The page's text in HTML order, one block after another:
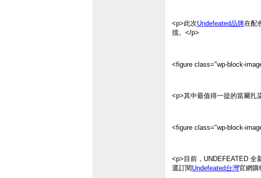
<p>此次Undefeated品牌在配
擋。</p>
<figure class="wp-block-
<p>其中最值得一提的當屬扎
<figure class="wp-block-
<p>目前，UNDEFEATED 全
選訂閱Undefeated台灣官網購